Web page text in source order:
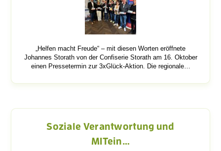
„Helfen macht Freude“ – mit diesen Worten eröffnete
Johannes Storath von der Confiserie Storath am 16. Oktober
einen Pressetermin zur 3xGlück-Aktion. Die regionale…
Soziale Verantwortung und
MITein…